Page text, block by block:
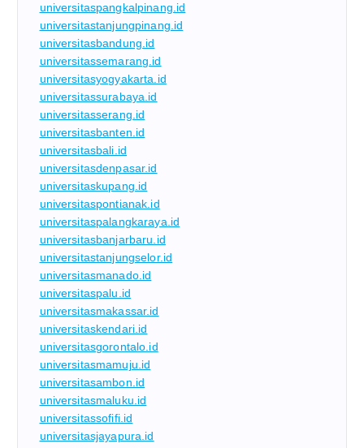
universitaspangkalpinang.id
universitastanjungpinang.id
universitasbandung.id
universitassemarang.id
universitasyogyakarta.id
universitassurabaya.id
universitasserang.id
universitasbanten.id
universitasbali.id
universitasdenpasar.id
universitaskupang.id
universitaspontianak.id
universitaspalangkaraya.id
universitasbanjarbaru.id
universitastanjungselor.id
universitasmanado.id
universitaspalu.id
universitasmakassar.id
universitaskendari.id
universitasgorontalo.id
universitasmamuju.id
universitasambon.id
universitasmaluku.id
universitassofifi.id
universitasjayapura.id